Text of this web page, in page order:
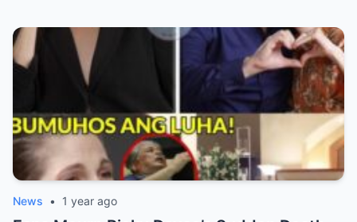
News • 1 year ago